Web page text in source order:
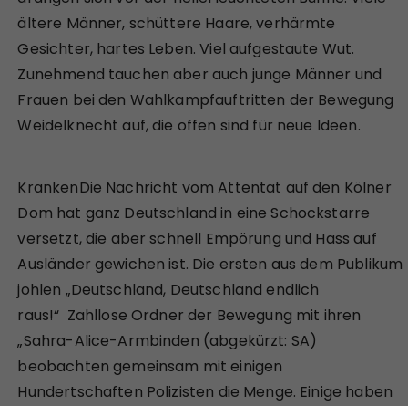
ältere Männer, schüttere Haare, verhärmte
Gesichter, hartes Leben. Viel aufgestaute Wut.
Zunehmend tauchen aber auch junge Männer und
Frauen bei den Wahlkampfauftritten der Bewegung
Weidelknecht auf, die offen sind für neue Ideen.
KrankenDie Nachricht vom Attentat auf den Kölner
Dom hat ganz Deutschland in eine Schockstarre
versetzt, die aber schnell Empörung und Hass auf
Ausländer gewichen ist. Die ersten aus dem Publikum
johlen „Deutschland, Deutschland endlich
raus!“ Zahllose Ordner der Bewegung mit ihren
„Sahra-Alice-Armbinden (abgekürzt: SA)
beobachten gemeinsam mit einigen
Hundertschaften Polizisten die Menge. Einige haben